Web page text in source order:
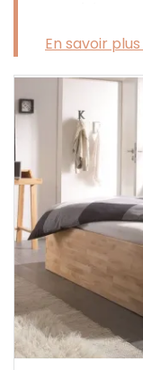
espace sans
recherchiez
chambre
studio, nos
intemporelle
Fabriqués en
hévéa
la noblesse
leurs
ambiance
intérieur
rangement
chambres
intégrés,
En savoir plus